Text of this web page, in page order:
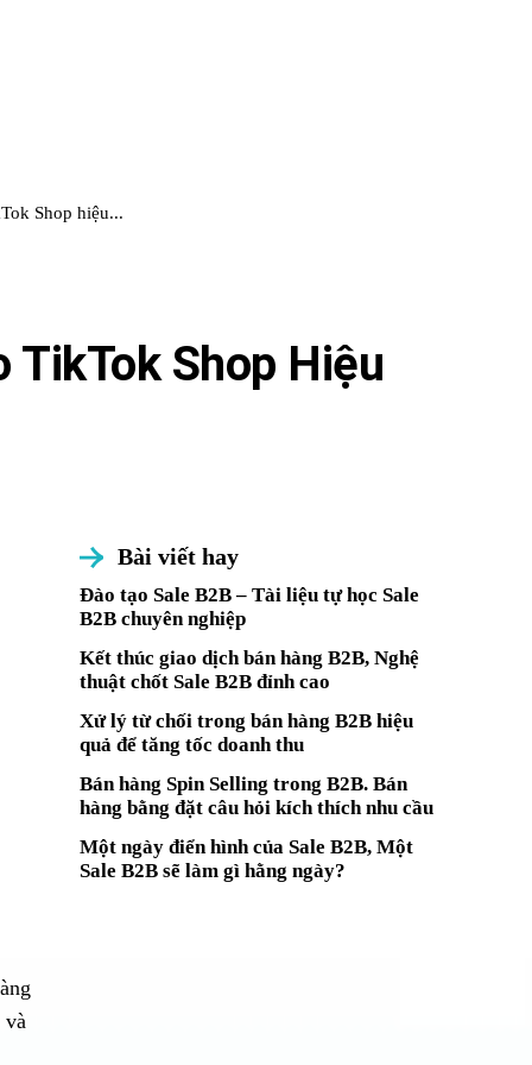
Shop hiệu...
TikTok Shop Hiệu
và
Bài viết hay
Đào tạo Sale B2B – Tài liệu tự học Sale
B2B chuyên nghiệp
Kết thúc giao dịch bán hàng B2B, Nghệ
thuật chốt Sale B2B đỉnh cao
Xử lý từ chối trong bán hàng B2B hiệu
quả để tăng tốc doanh thu
Bán hàng Spin Selling trong B2B. Bán
hàng bằng đặt câu hỏi kích thích nhu cầu
Một ngày điển hình của Sale B2B, Một
Sale B2B sẽ làm gì hằng ngày?